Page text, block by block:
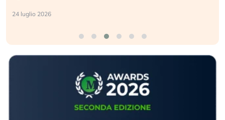
24 luglio 2026